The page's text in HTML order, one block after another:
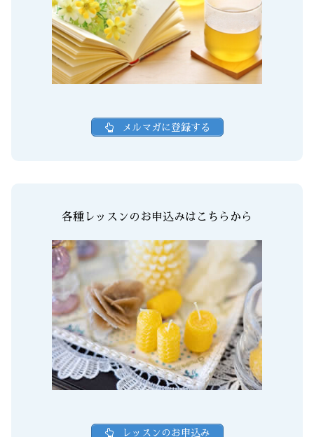
メルマガに登録する
各種レッスンのお申込みはこちらから
レッスンのお申込み